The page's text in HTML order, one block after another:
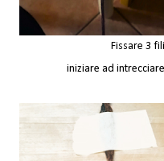
Fissare 3
iniziare ad